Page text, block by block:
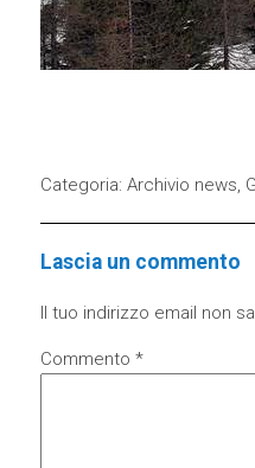
Categoria: Archivio news,
Lascia un commento
Il tuo indirizzo email non
Commento *